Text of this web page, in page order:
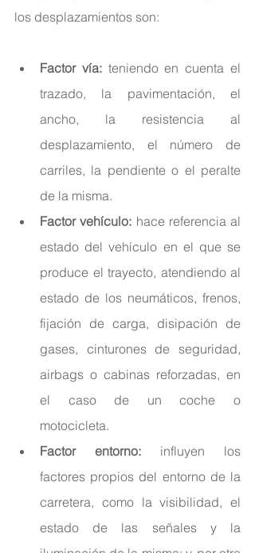
los desplazamientos son:
Factor vía: teniendo en cuenta el
trazado, la pavimentación, el
ancho, la resistencia al
desplazamiento, el número de
carriles, la pendiente o el peralte
de la misma.
Factor vehículo: hace referencia al
estado del vehículo en el que se
produce el trayecto, atendiendo al
estado de los neumáticos, frenos,
fijación de carga, disipación de
gases, cinturones de seguridad,
airbags o cabinas reforzadas, en
el caso de un coche o
motocicleta.
Factor entorno: influyen los
factores propios del entorno de la
carretera, como la visibilidad, el
estado de las señales y la